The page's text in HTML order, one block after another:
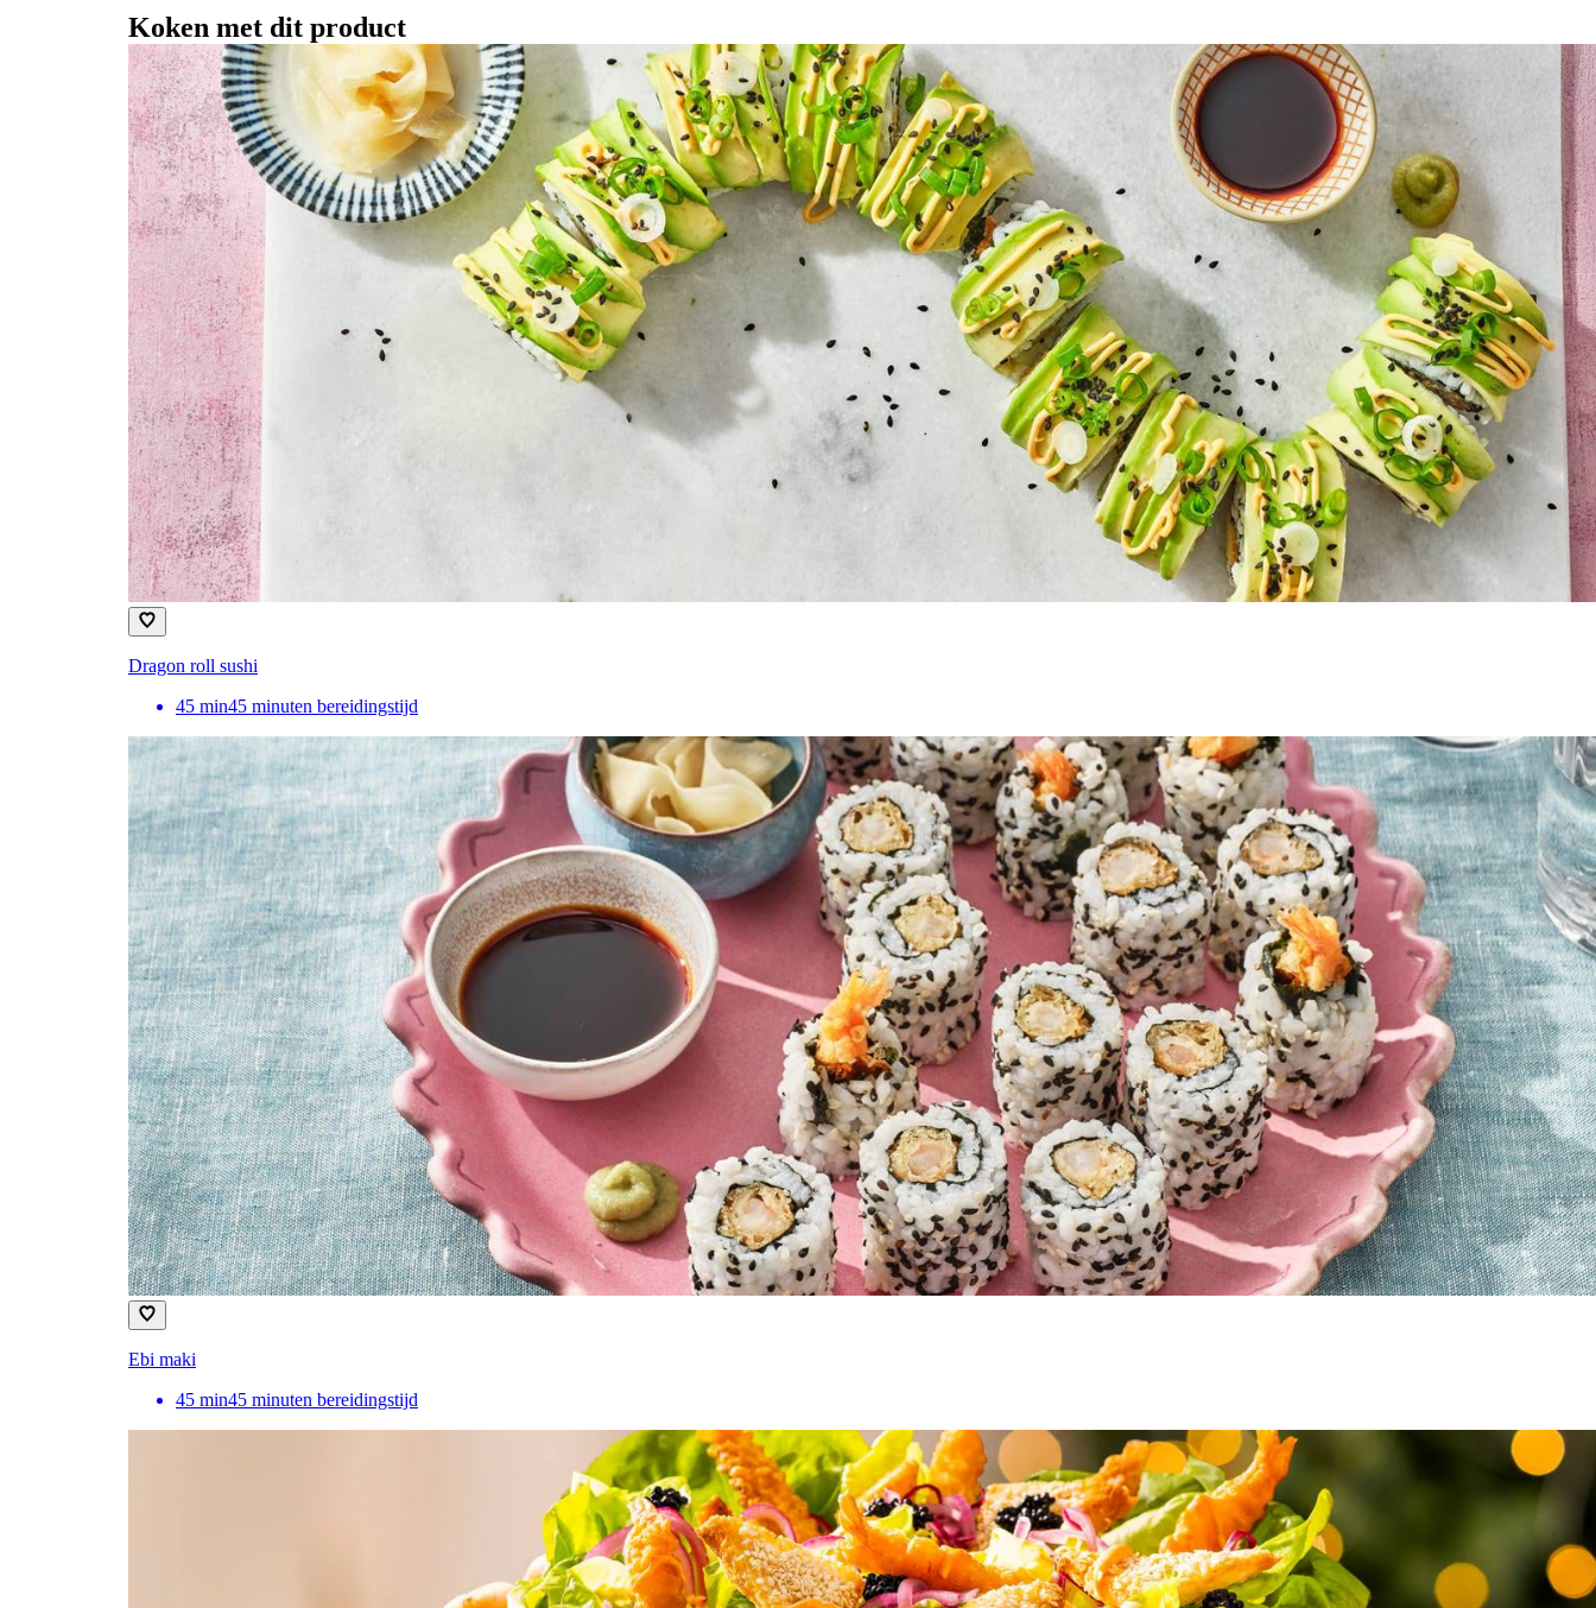
Koken met dit product
Dragon roll sushi
45 min45 minuten bereidingstijd
Ebi maki
45 min45 minuten bereidingstijd